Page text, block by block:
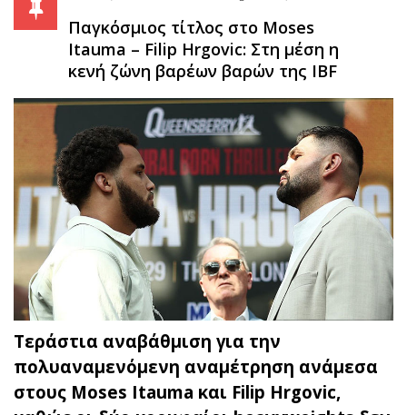
Παγκόσμιος τίτλος στο Moses
Itauma – Filip Hrgovic: Στη μέση η
κενή ζώνη βαρέων βαρών της IBF
Τεράστια αναβάθμιση για την
πολυαναμενόμενη αναμέτρηση ανάμεσα
στους Moses Itauma και Filip Hrgovic,